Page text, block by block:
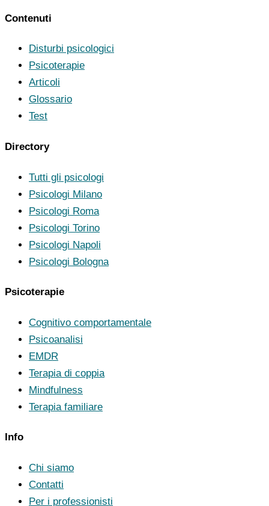
Contenuti
Disturbi psicologici
Psicoterapie
Articoli
Glossario
Test
Directory
Tutti gli psicologi
Psicologi Milano
Psicologi Roma
Psicologi Torino
Psicologi Napoli
Psicologi Bologna
Psicoterapie
Cognitivo comportamentale
Psicoanalisi
EMDR
Terapia di coppia
Mindfulness
Terapia familiare
Info
Chi siamo
Contatti
Per i professionisti